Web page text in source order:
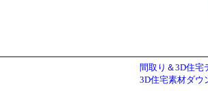
間取り＆3D住宅
3D住宅素材ダウ